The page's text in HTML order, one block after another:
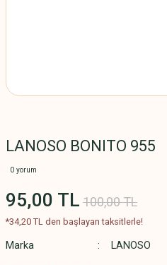
LANOSO BONITO 955
0 yorum
95,00 TL 100,00 TL
*34,20 TL den başlayan taksitlerle!
Marka LANOSO